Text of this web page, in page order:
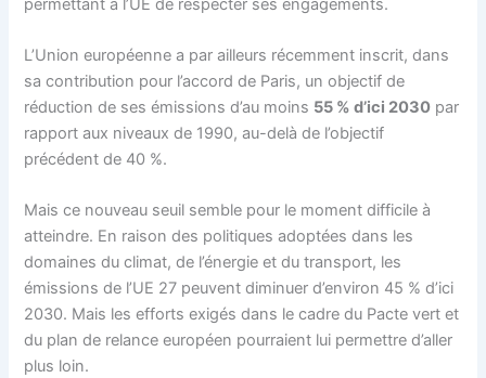
permettant à l’UE de respecter ses engagements.
L’Union européenne a par ailleurs récemment inscrit, dans
sa contribution pour l’accord de Paris, un objectif de
réduction de ses émissions d’au moins 55 % d’ici 2030 par
rapport aux niveaux de 1990, au-delà de l’objectif
précédent de 40 %.
Mais ce nouveau seuil semble pour le moment difficile à
atteindre. En raison des politiques adoptées dans les
domaines du climat, de l’énergie et du transport, les
émissions de l’UE 27 peuvent diminuer d’environ 45 % d’ici
2030. Mais les efforts exigés dans le cadre du Pacte vert et
du plan de relance européen pourraient lui permettre d’aller
plus loin.